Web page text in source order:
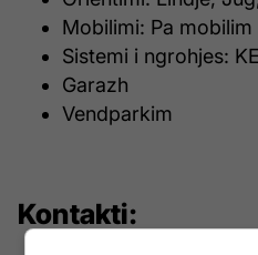
Mobilimi: Pa mobilim
Sistemi i ngrohjes:
Garazh
Vendparkim
Kontakti: